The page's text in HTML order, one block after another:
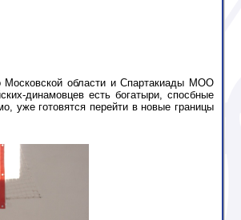
Московской области и Спартакиады МОО
динамовцев есть богатыри, спосбные
уже готовятся перейти в новые границы